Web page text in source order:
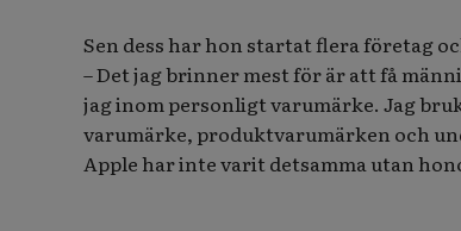
Sen dess har hon startat flera företag
– Det jag brinner mest för är att få
jag inom personligt varumärke. Jag
varumärke, produktvarumärken och
Apple har inte varit detsamma utan